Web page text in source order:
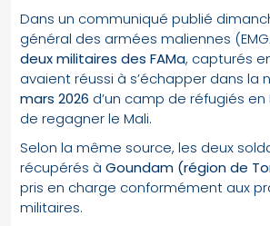
Dans un communiqué publié
général des armées maliennes
deux militaires des FAMa, capturés
avaient réussi à s’échapper dans la
mars 2026 d’un camp de réfugiés
de regagner le Mali.
Selon la même source, les deux
récupérés à Goundam (région de
pris en charge conformément aux
militaires.